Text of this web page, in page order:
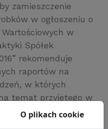
zamieszczenie
w ogłoszeniu o
Wartościowych w
Spółek
rekomenduje
raportów na
w których
temat przyjętego w
Związek
O plikach cookie